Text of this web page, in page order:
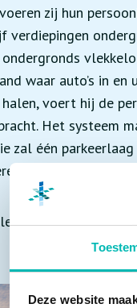
Deze website
zij hun
waar auto’s in en
voert hij de
Het systeem
zal één
om in de
in januari 2021